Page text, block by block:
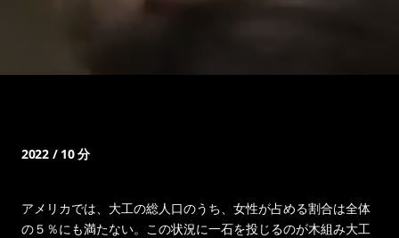
2022 / 10 分
アメリカでは、大工の総人口のうち、女性が占める割合は全体
の５％にも満たない。この状況に一石を投じるのが木組み大工